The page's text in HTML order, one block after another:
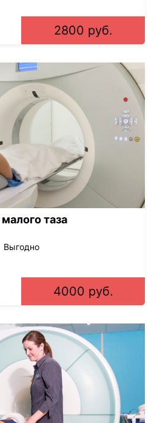
2800 руб.
таза
Выгодно
4000 руб.